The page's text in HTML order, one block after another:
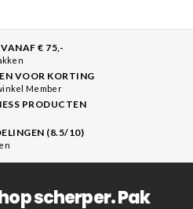
€ 75,-
VOOR KORTING
Member
PRODUCTEN
(8.5/10)
scherper. Pak